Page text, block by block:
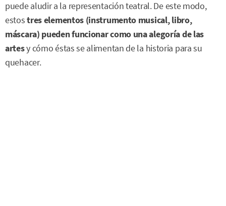
puede aludir a la representación teatral. De este modo,
estostres elementos (instrumento musical, libro,
máscara) pueden funcionar como una alegoría de las
artesy cómo éstas se alimentan de la historia para su
quehacer.